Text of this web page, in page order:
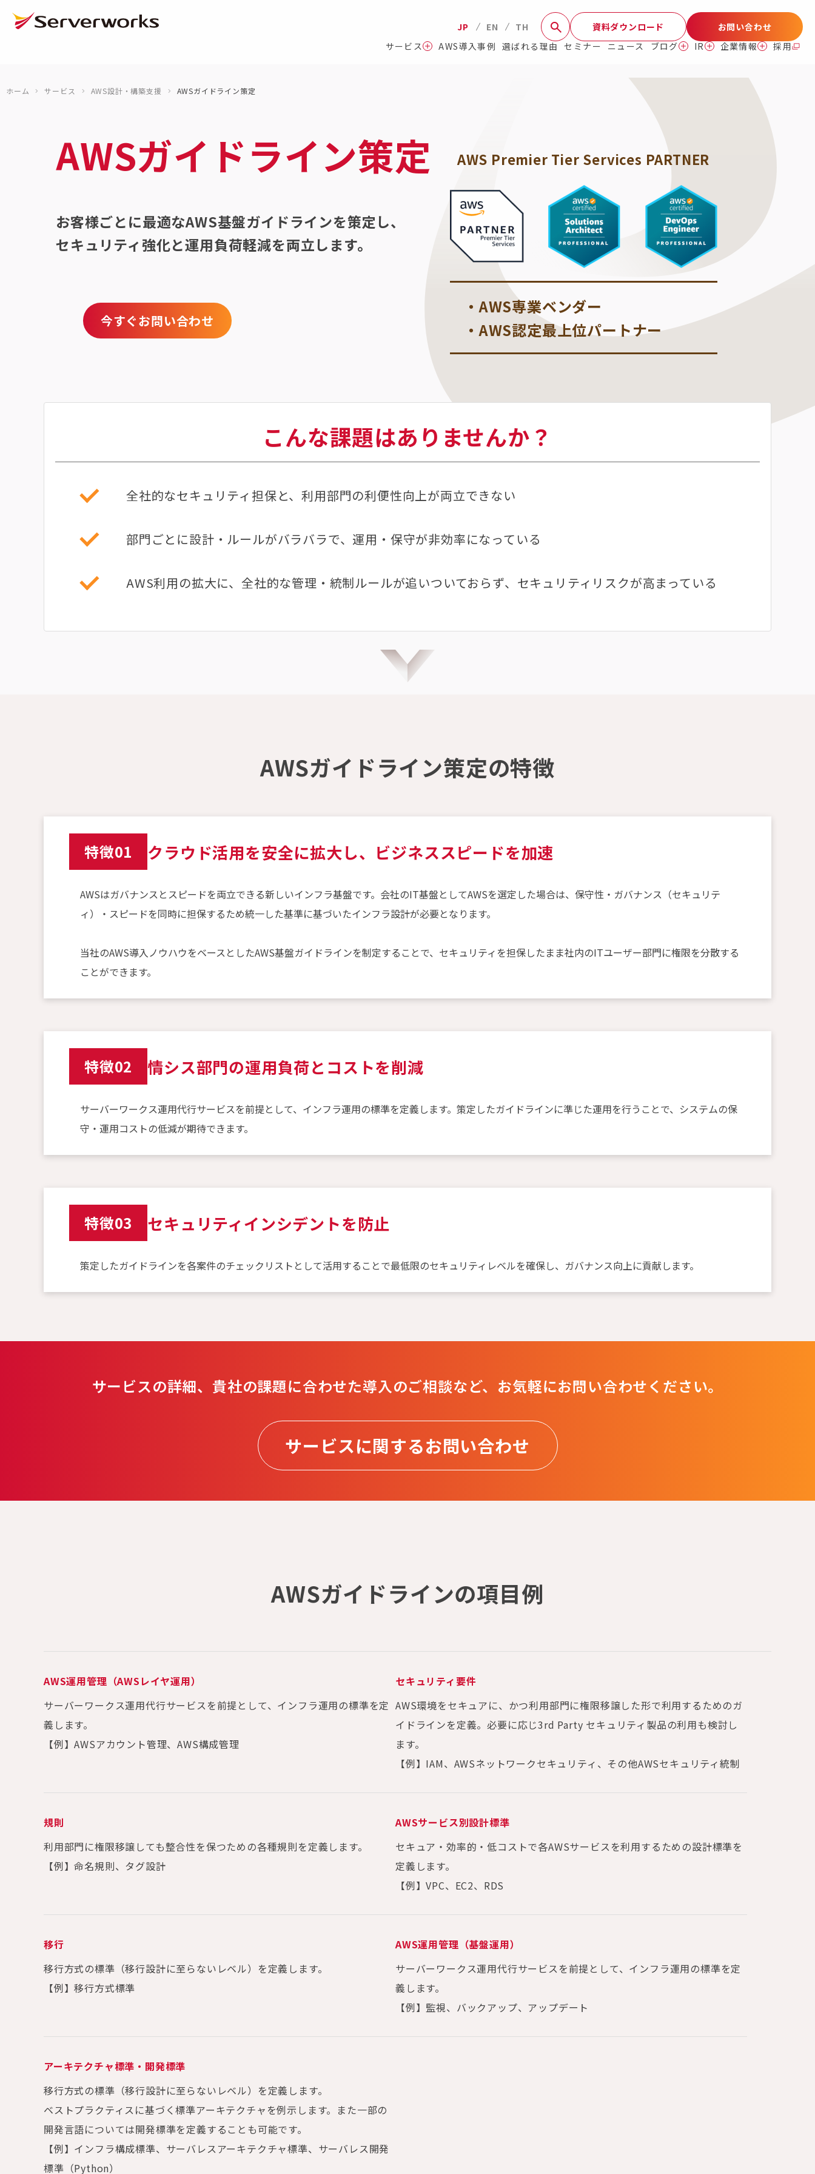
JP EN TH 資料ダウンロード
お問い合わせ
サービス
AWS導入事例 選ばれる理由 セミナー ニュース ブログ IR 企業情報 採用
ホーム サービス AWS設計・構築支援 AWSガイドライン策定
AWSガイドライン策定
お客様ごとに最適なAWS基盤ガイドラインを策定し、
セキュリティ強化と運用負荷軽減を両立します。
今すぐお問い合わせ
AWS Premier Tier Services PARTNER
AWS専業ベンダー
AWS認定最上位パートナー
こんな課題はありませんか？
全社的なセキュリティ担保と、利用部門の利便性向上が両立できない
部門ごとに設計・ルールがバラバラで、運用・保守が非効率になっている
AWS利用の拡大に、全社的な管理・統制ルールが追いついておらず、セキュリティリスクが高まっている
AWSガイドライン策定の特徴
特徴01 クラウド活用を安全に拡大し、ビジネススピードを加速
AWSはガバナンスとスピードを両立できる新しいインフラ基盤です。会社のIT基盤としてAWSを選定した場合は、保守性・ガバナンス（セキュリテ
ィ）・スピードを同時に担保するため統一した基準に基づいたインフラ設計が必要となります。
当社のAWS導入ノウハウをベースとしたAWS基盤ガイドラインを制定することで、セキュリティを担保したまま社内のITユーザー部門に権限を分散する
ことができます。
特徴02 情シス部門の運用負荷とコストを削減
サーバーワークス運用代行サービスを前提として、インフラ運用の標準を定義します。策定したガイドラインに準じた運用を行うことで、システムの保
守・運用コストの低減が期待できます。
特徴03 セキュリティインシデントを防止
策定したガイドラインを各案件のチェックリストとして活用することで最低限のセキュリティレベルを確保し、ガバナンス向上に貢献します。
サービスの詳細、 貴社の課題に合わせた導入のご相談など、 お気軽にお問い合わせください。
サービスに関するお問い合わせ
AWSガイドラインの項目例
AWS運用管理（AWSレイヤ運用）
サーバーワークス運用代行サービスを前提として、インフラ運用の標準を定
義します。
【例】AWSアカウント管理、AWS構成管理
セキュリティ要件
AWS環境をセキュアに、かつ利用部門に権限移譲した形で利用するためのガ
イドラインを定義。必要に応じ3rd Party セキュリティ製品の利用も検討し
ます。
【例】IAM、AWSネットワークセキュリティ、その他AWSセキュリティ統制
規則
利用部門に権限移譲しても整合性を保つための各種規則を定義します。
【例】命名規則、タグ設計
AWSサービス別設計標準
セキュア・効率的・低コストで各AWSサービスを利用するための設計標準を
定義します。
【例】VPC、EC2、RDS
移行
移行方式の標準（移行設計に至らないレベル）を定義します。
【例】移行方式標準
AWS運用管理（基盤運用）
サーバーワークス運用代行サービスを前提として、インフラ運用の標準を定
義します。
【例】監視、バックアップ、アップデート
アーキテクチャ標準・開発標準
移行方式の標準（移行設計に至らないレベル）を定義します。
ベストプラクティスに基づく標準アーキテクチャを例示します。また一部の
開発言語については開発標準を定義することも可能です。
【例】インフラ構成標準、サーバレスアーキテクチャ標準、サーバレス開発
標準（Python）